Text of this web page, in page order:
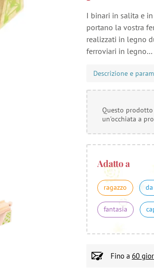
I binari in salita e
portano la vostra
realizzati in legno
ferroviari in legno…
Descrizione e
Questo
un'occhiata a
Adatto a
ragazzo
fantasia
Fino a 60